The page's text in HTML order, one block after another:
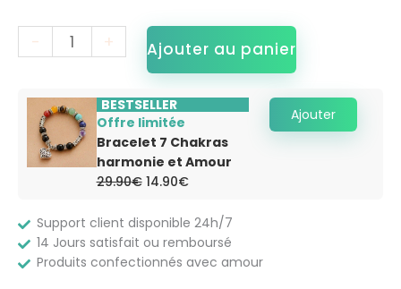
- + Ajouter au panier
BESTSELLER
Offre limitée
Bracelet 7 Chakras
harmonie et Amour
29.90€ Le
prix
était :
29.90€.
14.90€Le
prix
est :
14.90€.
Ajouter
Support client disponible 24h/7
14 Jours satisfait ou remboursé
Produits confectionnés avec amour